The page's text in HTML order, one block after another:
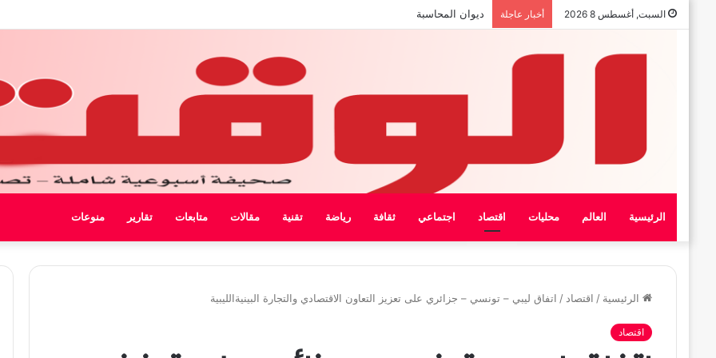
السبت, أغسطس 8 2026 أخبار عاجلة بيان الإتحاد الوطنى العام لعمال ليبيا
الرئيسية العالم محليات اقتصاد اجتماعي ثقافة رياضة تقنية مقالات متابعات تقارير منوعات
الرئيسية / اقتصاد / اتفاق ليبي – تونسي – جزائري على تعزيز التعاون الاقتصادي والتجارة البينيةالليبية
اقتصاد